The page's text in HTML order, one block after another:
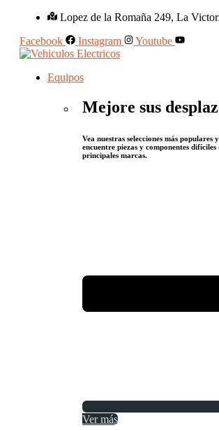
Lopez de la Romaña 249, La
Facebook
Instagram Youtube
Equipos
Mejore sus
Vea nuestras selecciones más populares
encuentre piezas y componentes
principales marcas.
Ver más